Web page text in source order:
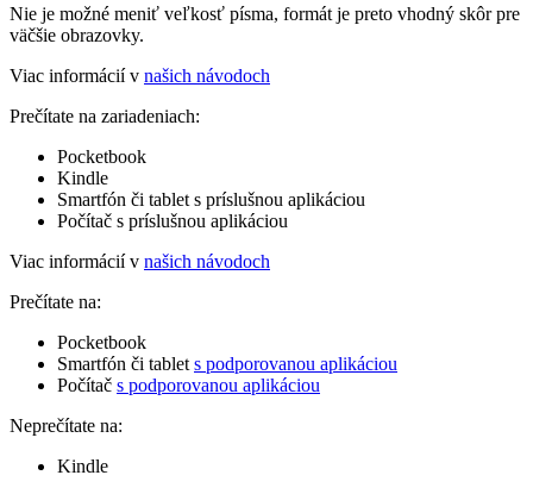
Nie je možné meniť veľkosť písma, formát je preto vhodný skôr pre
väčšie obrazovky.
Viac informácií v našich návodoch
Prečítate na zariadeniach:
Pocketbook
Kindle
Smartfón či tablet s príslušnou aplikáciou
Počítač s príslušnou aplikáciou
Viac informácií v našich návodoch
Prečítate na:
Pocketbook
Smartfón či tablet s podporovanou aplikáciou
Počítač s podporovanou aplikáciou
Neprečítate na:
Kindle